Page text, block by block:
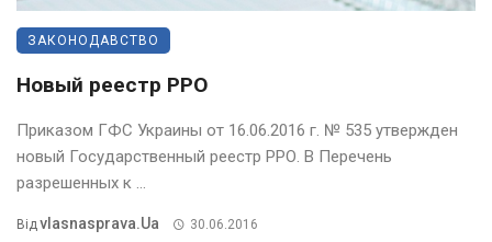
ЗАКОНОДАВСТВО
Новый реестр РРО
Приказом ГФС Украины от 16.06.2016 г. № 535 утвержден
новый Государственный реестр РРО. В Перечень
разрешенных к ...
ВідVlasnasprava.ua 30.06.2016